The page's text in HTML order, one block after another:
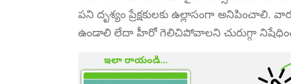
పని దృశ్యం ప్రేక్షకులకు ఉల్లాసంగా అనిపించాలి.
ఉండాలి లేదా హీరో గెలిచిపోవాలని చురుగ్గా
ఇలా రాయండి...